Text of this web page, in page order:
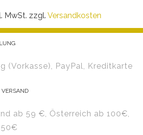
MwSt. zzgl. Versandkosten
(Vorkasse), PayPal, Kreditkarte
VERSAND
ab 59 €, Österreich ab 100€,